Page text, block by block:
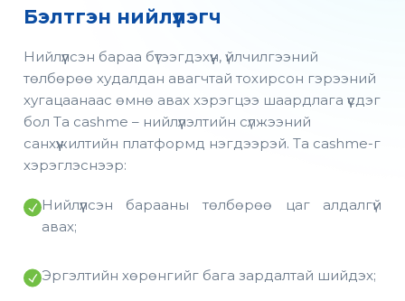
Бэлтгэн нийлүүлэгч
Нийлүүлсэн бараа бүтээгдэхүүн, үйлчилгээний
төлбөрөө худалдан авагчтай тохирсон гэрээний
хугацаанаас өмнө авах хэрэгцээ шаардлага үүсдэг
бол Та cashme – нийлүүлэлтийн сүлжээний
санхүүжилтийн платформд нэгдээрэй. Та cashme-г
хэрэглэснээр:
Нийлүүлсэн барааны төлбөрөө цаг алдалгүй
авах;
Эргэлтийн хөрөнгийг бага зардалтай шийдэх;